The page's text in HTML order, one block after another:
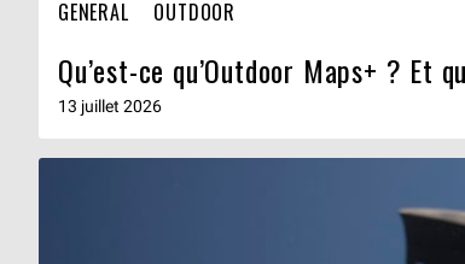
GENERAL OUTDOOR
Qu’est-ce qu’Outdoor Maps+ ? Et
13 juillet 2026